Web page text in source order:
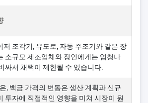
저 조각기, 유도로, 자동 주조기와 같은 장
소규모 제조업체와 장인에게는 엄청나
싸서 채택이 제한될 수 있습니다.
, 백금 가격의 변동은 생산 계획과 신규
투자에 직접적인 영향을 미쳐 시장이 원